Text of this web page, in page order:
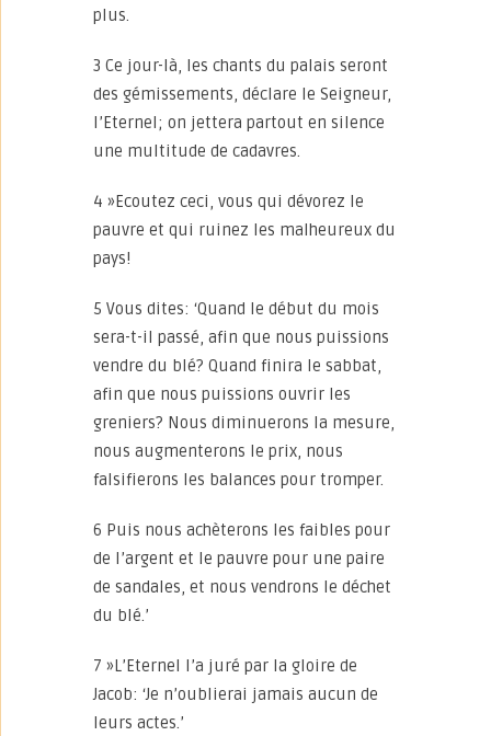
plus.
3 Ce jour-là, les chants du palais seront
des gémissements, déclare le Seigneur,
l’Eternel; on jettera partout en silence
une multitude de cadavres.
4 »Ecoutez ceci, vous qui dévorez le
pauvre et qui ruinez les malheureux du
pays!
5 Vous dites: ‘Quand le début du mois
sera-t-il passé, afin que nous puissions
vendre du blé? Quand finira le sabbat,
afin que nous puissions ouvrir les
greniers? Nous diminuerons la mesure,
nous augmenterons le prix, nous
falsifierons les balances pour tromper.
6 Puis nous achèterons les faibles pour
de l’argent et le pauvre pour une paire
de sandales, et nous vendrons le déchet
du blé.’
7 »L’Eternel l’a juré par la gloire de
Jacob: ‘Je n’oublierai jamais aucun de
leurs actes.’